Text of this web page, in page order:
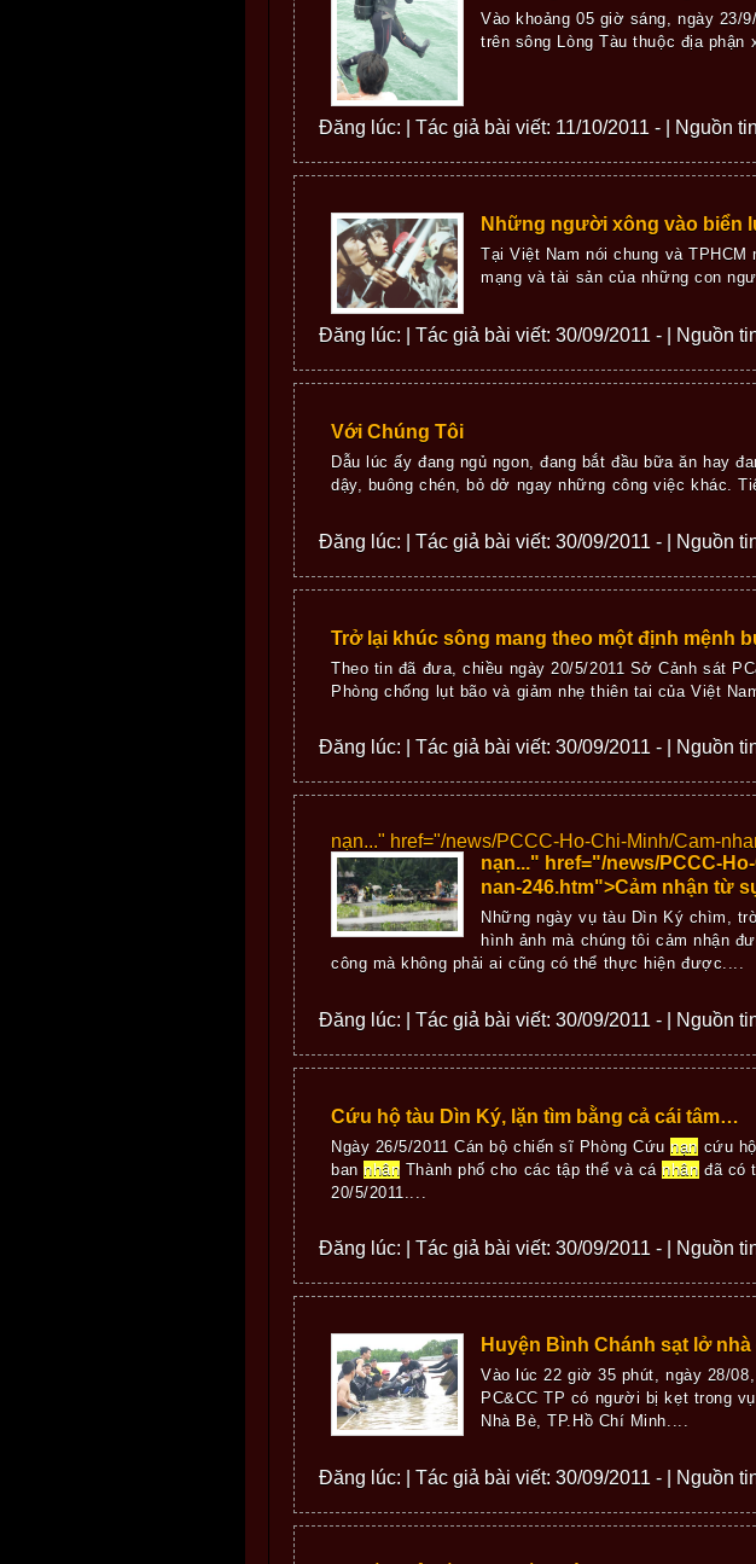
Vào khoảng 05 giờ sáng, ngày 23/
trên sông Lòng Tàu thuộc địa phận
Đăng lúc: | Tác giả bài viết: 11/10/2011 - | Nguồn
Những người xông vào biển
Tại Việt Nam nói chung và
mạng và tài sản của những con
Đăng lúc: | Tác giả bài viết: 30/09/2011 - | Nguồn
Với Chúng Tôi
Dẫu lúc ấy đang ngủ ngon, đang bắt đầu bữa ăn hay
dậy, buông chén, bỏ dở ngay những công việc khác.
Đăng lúc: | Tác giả bài viết: 30/09/2011 - | Nguồn
Trở lại khúc sông mang theo một định mệnh
Theo tin đã đưa, chiều ngày 20/5/2011 Sở Cảnh sát
Phòng chống lụt bão và giảm nhẹ thiên tai của Việt
Đăng lúc: | Tác giả bài viết: 30/09/2011 - | Nguồn
nạn..." href="/news/PCCC-Ho-Chi-Minh/Cam-
nạn..." href="/news/PCCC-
nan-246.htm">Cảm nhận từ
Những ngày vụ tàu Dìn Ký chìm,
hình ảnh mà chúng tôi cảm nhận
công mà không phải ai cũng có thể thực hiện được....
Đăng lúc: | Tác giả bài viết: 30/09/2011 - | Nguồn
Cứu hộ tàu Dìn Ký, lặn tìm bằng cả cái tâm…
Ngày 26/5/2011 Cán bộ chiến sĩ Phòng Cứunạn cứu
bannhân Thành phố cho các tập thể và cánhân đã có
20/5/2011....
Đăng lúc: | Tác giả bài viết: 30/09/2011 - | Nguồn
Huyện Bình Chánh sạt lở nhà
Vào lúc 22 giờ 35 phút, ngày 28/
PC&CC TP có người bị kẹt trong
Nhà Bè, TP.Hồ Chí Minh....
Đăng lúc: | Tác giả bài viết: 30/09/2011 - | Nguồn